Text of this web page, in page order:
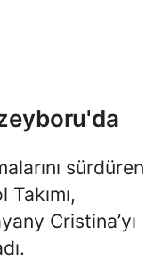
sürdüren
Cristina’yı